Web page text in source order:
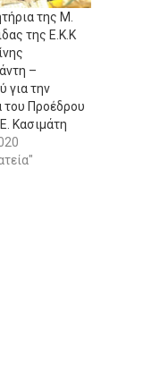
της Μ.
της Ε.Κ.Κ
–
για την
του Προέδρου
Κασιμάτη